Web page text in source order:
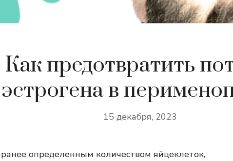
Как предотвратить
эстрогена в
15 декабря, 2023
определенным количеством яйцеклеток,